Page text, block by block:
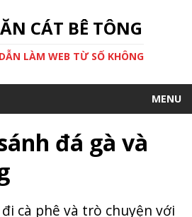
CÁT BÊ TÔNG
LÀM WEB TỪ SỐ KHÔNG
MENU
đá gà và
cà phê và trò chuyện với